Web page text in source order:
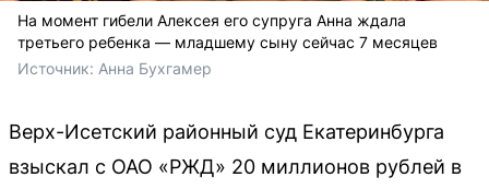
На момент гибели Алексея его супруга Анна ждала
третьего ребенка — младшему сыну сейчас 7 месяцев
Источник: Анна Бухгамер
Верх-Исетский районный суд Екатеринбурга
взыскал с ОАО «РЖД» 20 миллионов рублей в